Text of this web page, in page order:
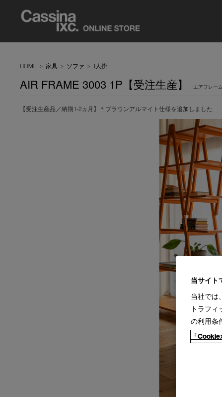
HOME > 家具 > ソファ > 1人掛
AIR FRAME 3003 1P【受注生産】 エアフレー
【受注生産品／納期 1-2ヵ月】＊ブラウンアルマイト仕様を追加しました
当サイト
当社では
トラフ
の利用条
「